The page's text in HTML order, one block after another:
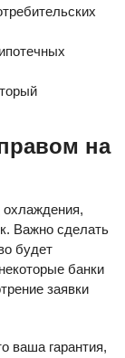
на
охлаждения,
Важно сделать
будет
банки
заявки
ваша гарантия,